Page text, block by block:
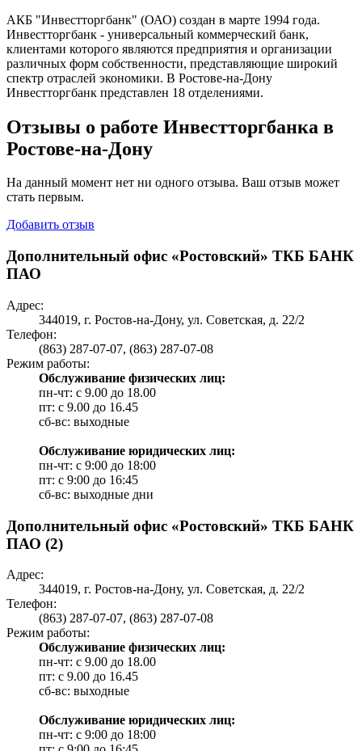
АКБ "Инвестторгбанк" (ОАО) создан в марте 1994 года.
Инвестторгбанк - универсальный коммерческий банк,
клиентами которого являются предприятия и организации
различных форм собственности, представляющие широкий
спектр отраслей экономики. В Ростове-на-Дону
Инвестторгбанк представлен 18 отделениями.
Отзывы о работе Инвестторгбанка в
Ростове-на-Дону
На данный момент нет ни одного отзыва. Ваш отзыв может
стать первым.
Добавить отзыв
Дополнительный офис «Ростовский» ТКБ БАНК
ПАО
Адрес:
344019, г. Ростов-на-Дону, ул. Советская, д. 22/2
Телефон:
(863) 287-07-07, (863) 287-07-08
Режим работы:
Обслуживание физических лиц:
пн-чт: с 9.00 до 18.00
пт: c 9.00 до 16.45
сб-вс: выходные
Обслуживание юридических лиц:
пн-чт: с 9:00 до 18:00
пт: c 9:00 до 16:45
сб-вс: выходные дни
Дополнительный офис «Ростовский» ТКБ БАНК
ПАО (2)
Адрес:
344019, г. Ростов-на-Дону, ул. Советская, д. 22/2
Телефон:
(863) 287-07-07, (863) 287-07-08
Режим работы:
Обслуживание физических лиц:
пн-чт: с 9.00 до 18.00
пт: c 9.00 до 16.45
сб-вс: выходные
Обслуживание юридических лиц:
пн-чт: с 9:00 до 18:00